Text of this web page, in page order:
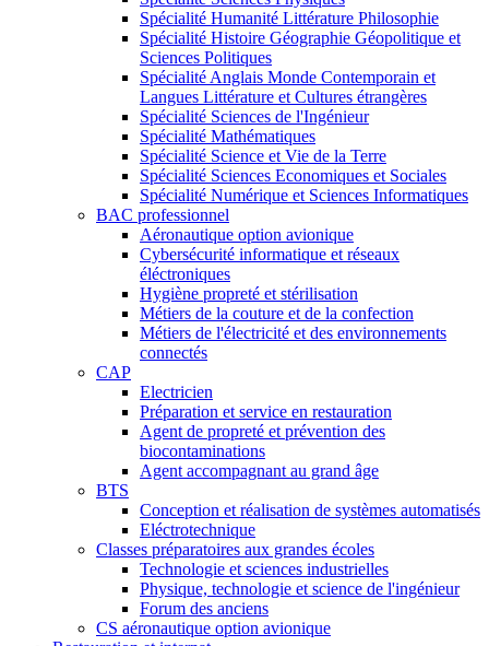
Spécialité Humanité Littérature Philosophie
Spécialité Histoire Géographie Géopolitique et
Sciences Politiques
Spécialité Anglais Monde Contemporain et
Langues Littérature et Cultures étrangères
Spécialité Sciences de l'Ingénieur
Spécialité Mathématiques
Spécialité Science et Vie de la Terre
Spécialité Sciences Economiques et Sociales
Spécialité Numérique et Sciences Informatiques
BAC professionnel
Aéronautique option avionique
Cybersécurité informatique et réseaux
éléctroniques
Hygiène propreté et stérilisation
Métiers de la couture et de la confection
Métiers de l'électricité et des environnements
connectés
CAP
Electricien
Préparation et service en restauration
Agent de propreté et prévention des
biocontaminations
Agent accompagnant au grand âge
BTS
Conception et réalisation de systèmes automatisés
Eléctrotechnique
Classes préparatoires aux grandes écoles
Technologie et sciences industrielles
Physique, technologie et science de l'ingénieur
Forum des anciens
CS aéronautique option avionique